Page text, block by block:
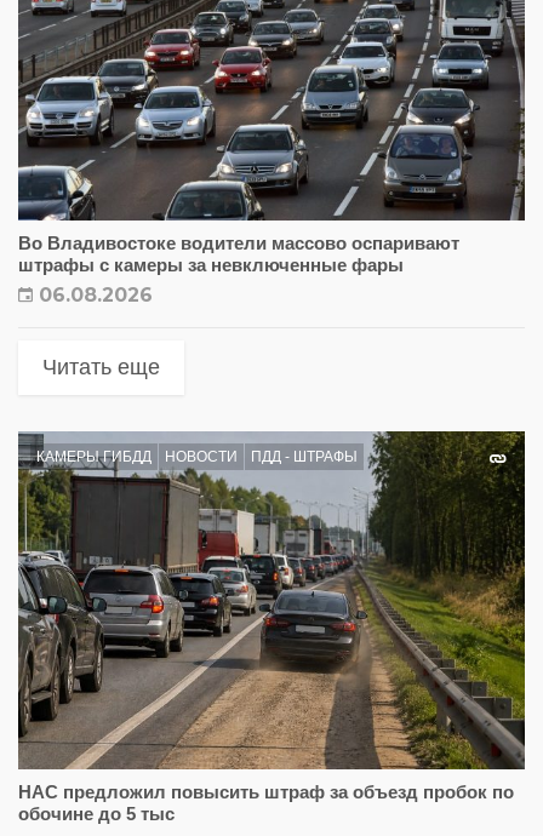
Во Владивостоке водители массово оспаривают
штрафы с камеры за невключенные фары
06.08.2026
Читать еще
КАМЕРЫ ГИБДД НОВОСТИ ПДД - ШТРАФЫ
НАС предложил повысить штраф за объезд пробок по
обочине до 5 тыс